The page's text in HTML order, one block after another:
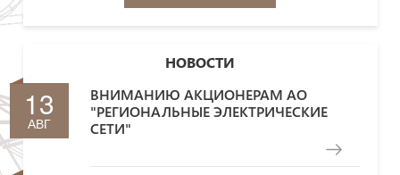
НОВОСТИ
13
АВГ
ВНИМАНИЮ АКЦИОНЕРАМ АО
"РЕГИОНАЛЬНЫЕ ЭЛЕКТРИЧЕСКИЕ
СЕТИ"